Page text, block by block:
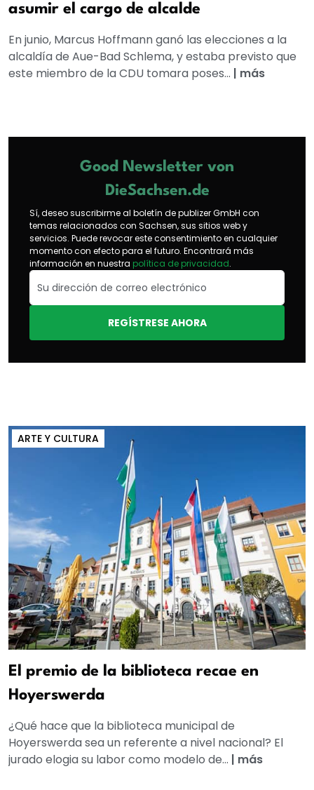
asumir el cargo de alcalde
En junio, Marcus Hoffmann ganó las elecciones a la
alcaldía de Aue-Bad Schlema, y estaba previsto que
este miembro de la CDU tomara poses... | más
Good Newsletter von
DieSachsen.de
Sí, deseo suscribirme al boletín de publizer GmbH con
temas relacionados con Sachsen, sus sitios web y
servicios. Puede revocar este consentimiento en cualquier
momento con efecto para el futuro. Encontrará más
información en nuestra política de privacidad.
REGÍSTRESE AHORA
ARTE Y CULTURA
El premio de la biblioteca recae en
Hoyerswerda
¿Qué hace que la biblioteca municipal de
Hoyerswerda sea un referente a nivel nacional? El
jurado elogia su labor como modelo de... | más